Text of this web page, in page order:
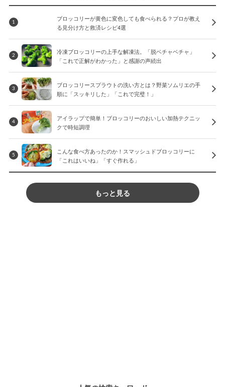
1
ブロッコリーが黄色に変色しても食べられる？プロが教え
る見分け方と救済レシピ4選
2
冷凍ブロッコリーの上手な解凍法。「脱ベチャベチャ」
「これで正解がわかった」と感謝の声続出
3
ブロッコリースプラウトの洗い方とは？野菜ソムリエの手
順に「スッキリした」「これで完璧！」
4
アイラップで簡単！ブロッコリーのおいしい加熱テクニッ
クで時短調理
5
こんな食べ方あったのか！スマッシュドブロッコリーに
「これはいいね」「すぐ作れる」
もっと見る